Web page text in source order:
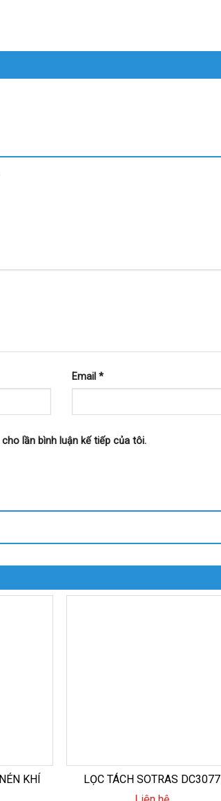
Email *
lần bình luận kế tiếp của tôi.
KHÍ
LỌC TÁCH SOTRAS DC3077